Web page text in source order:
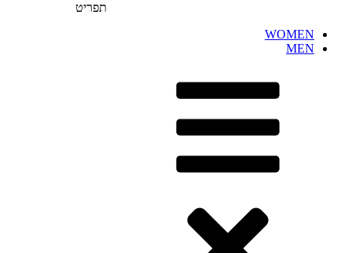
תפריט
WOMEN
MEN